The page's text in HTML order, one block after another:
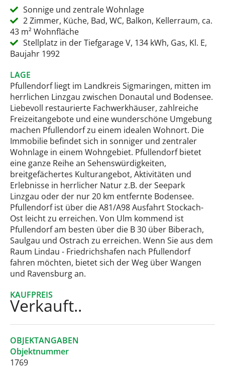
Sonnige und zentrale Wohnlage
2 Zimmer, Küche, Bad, WC, Balkon, Kellerraum, ca.
43 m² Wohnfläche
Stellplatz in der Tiefgarage V, 134 kWh, Gas, Kl. E,
Baujahr 1992
LAGE
Pfullendorf liegt im Landkreis Sigmaringen, mitten im
herrlichen Linzgau zwischen Donautal und Bodensee.
Liebevoll restaurierte Fachwerkhäuser, zahlreiche
Freizeitangebote und eine wunderschöne Umgebung
machen Pfullendorf zu einem idealen Wohnort. Die
Immobilie befindet sich in sonniger und zentraler
Wohnlage in einem Wohngebiet. Pfullendorf bietet
eine ganze Reihe an Sehenswürdigkeiten,
breitgefächertes Kulturangebot, Aktivitäten und
Erlebnisse in herrlicher Natur z.B. der Seepark
Linzgau oder der nur 20 km entfernte Bodensee.
Pfullendorf ist über die A81/A98 Ausfahrt Stockach-
Ost leicht zu erreichen. Von Ulm kommend ist
Pfullendorf am besten über die B 30 über Biberach,
Saulgau und Ostrach zu erreichen. Wenn Sie aus dem
Raum Lindau - Friedrichshafen nach Pfullendorf
fahren möchten, bietet sich der Weg über Wangen
und Ravensburg an.
KAUFPREIS
Verkauft..
OBJEKTANGABEN
Objektnummer
1769